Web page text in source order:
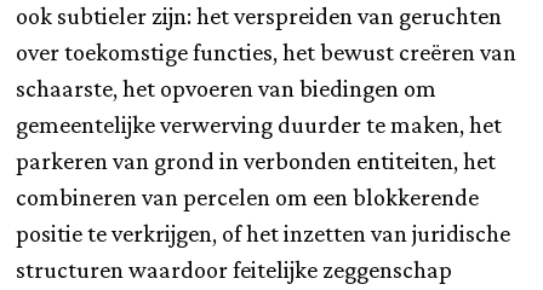
ook subtieler zijn: het verspreiden van geruchten
over toekomstige functies, het bewust creëren van
schaarste, het opvoeren van biedingen om
gemeentelijke verwerving duurder te maken, het
parkeren van grond in verbonden entiteiten, het
combineren van percelen om een blokkerende
positie te verkrijgen, of het inzetten van juridische
structuren waardoor feitelijke zeggenschap